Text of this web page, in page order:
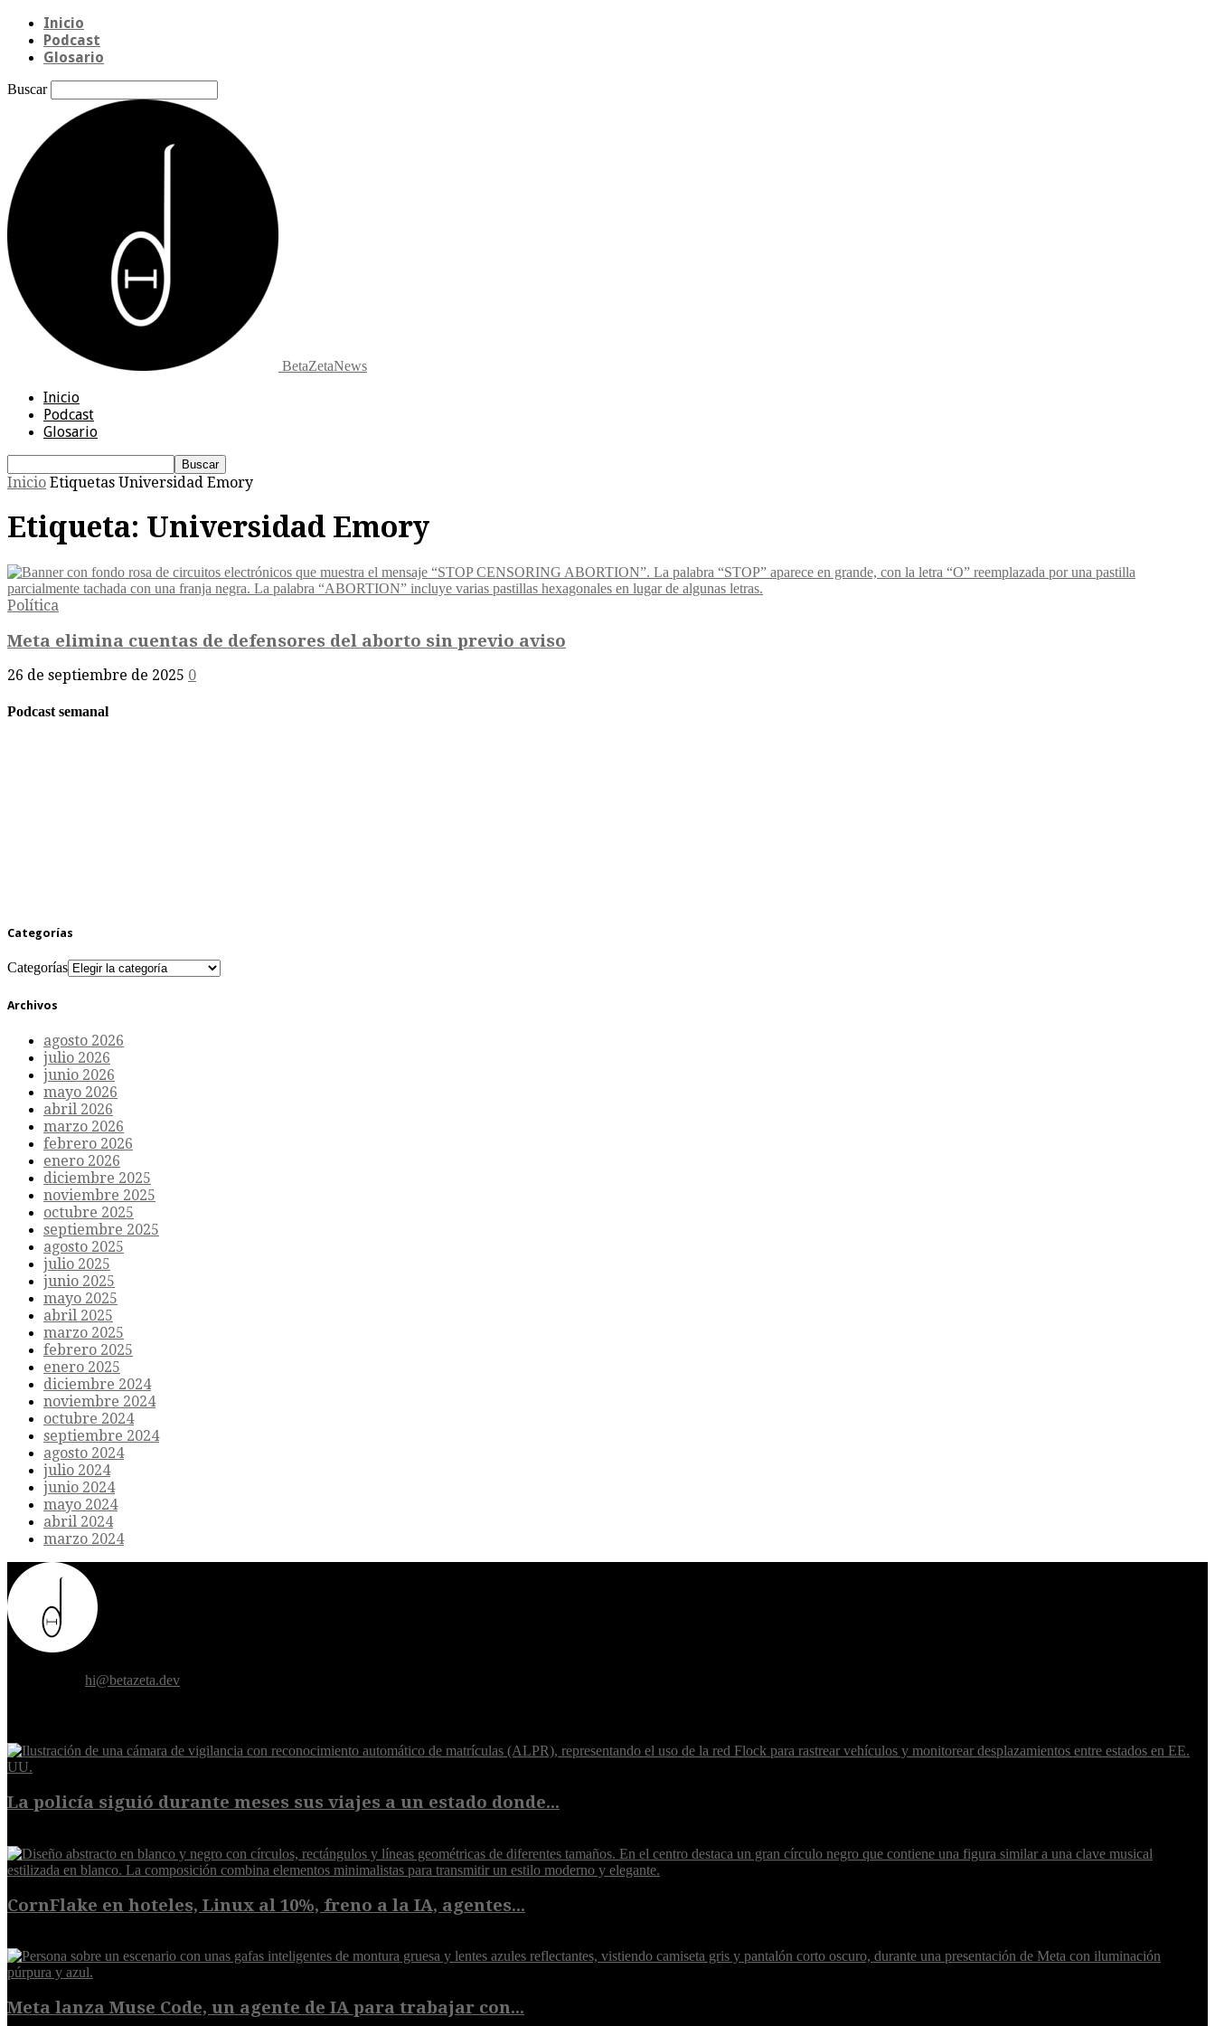
Inicio
Podcast
Glosario
Buscar
BetaZetaNews
Inicio
Podcast
Glosario
Inicio Etiquetas Universidad Emory
Etiqueta: Universidad Emory
Política
Meta elimina cuentas de defensores del aborto sin previo aviso
26 de septiembre de 2025 0
Podcast semanal
Categorías
Categorías
Archivos
agosto 2026
julio 2026
junio 2026
mayo 2026
abril 2026
marzo 2026
febrero 2026
enero 2026
diciembre 2025
noviembre 2025
octubre 2025
septiembre 2025
agosto 2025
julio 2025
junio 2025
mayo 2025
abril 2025
marzo 2025
febrero 2025
enero 2025
diciembre 2024
noviembre 2024
octubre 2024
septiembre 2024
agosto 2024
julio 2024
junio 2024
mayo 2024
abril 2024
marzo 2024
hi@betazeta.dev
La policía siguió durante meses sus viajes a un estado donde...
CornFlake en hoteles, Linux al 10%, freno a la IA, agentes...
Meta lanza Muse Code, un agente de IA para trabajar con...